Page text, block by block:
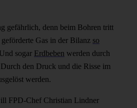
gefährlich, denn beim Bohren tritt
Gas in der Bilanz so
sogar Erdbeben werden durch
den Druck und die Risse im
werden.
FPD-Chef Christian Lindner